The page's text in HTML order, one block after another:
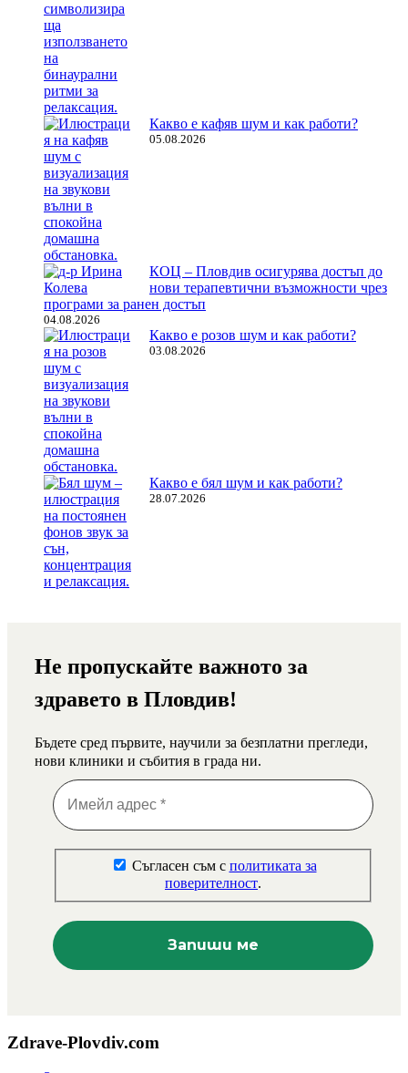
Какво е кафяв шум и как работи?
05.08.2026
КОЦ – Пловдив осигурява достъп до
нови терапевтични възможности чрез
програми за ранен достъп
04.08.2026
Какво е розов шум и как работи?
03.08.2026
Какво е бял шум и как работи?
28.07.2026
Не пропускайте важното за
здравето в Пловдив!
Бъдете сред първите, научили за безплатни прегледи,
нови клиники и събития в града ни.
Съгласен съм с политиката за
поверителност.
Zdrave-Plovdiv.com